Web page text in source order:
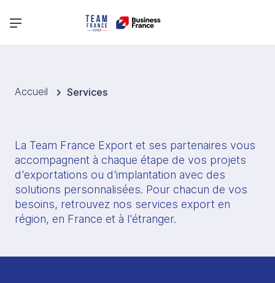
Menu principal
Accueil Services
La Team France Export et ses partenaires vous
accompagnent à chaque étape de vos projets
d'exportations ou d'implantation avec des
solutions personnalisées. Pour chacun de vos
besoins, retrouvez nos services export en
région, en France et à l'étranger.